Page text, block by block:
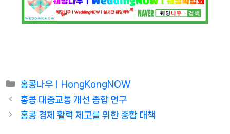
Categories
홍콩나우ㅣHongKongNOW
홍콩 대중교통 개선 종합 연구
홍콩 경제 활력 제고를 위한 종합 대책